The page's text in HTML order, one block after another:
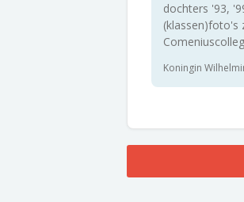
dochters '93,
(klassen)foto's
Koningin